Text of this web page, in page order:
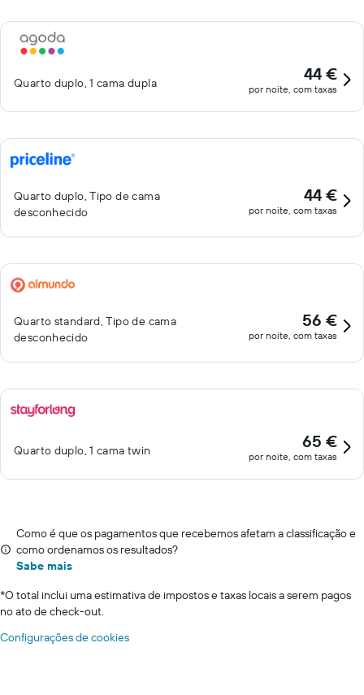
Quarto duplo, 1 cama dupla 44 €
por noite, com taxas
Quarto duplo, Tipo de cama
desconhecido
44 €
por noite, com taxas
Quarto standard, Tipo de cama
desconhecido
56 €
por noite, com taxas
Quarto duplo, 1 cama twin 65 €
por noite, com taxas
Como é que os pagamentos que recebemos afetam a classificação e
como ordenamos os resultados?
Sabe mais
*O total inclui uma estimativa de impostos e taxas locais a serem pagos
no ato de check-out.
Configurações de cookies